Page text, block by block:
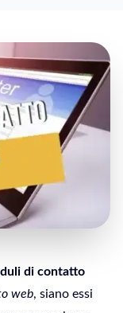
di contatto
web, siano essi